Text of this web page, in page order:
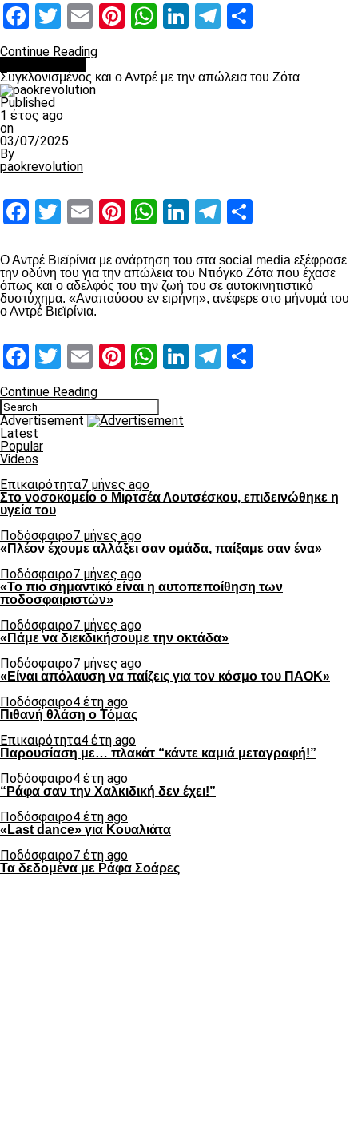
Facebook
Twitter
EmailPinterest
WhatsApp
LinkedIn
Telegram
Continue Reading
Συγκλονισμένος και ο Αντρέ με την απώλεια του Ζότα
Published
1 έτος ago
on
03/07/2025
By
paokrevolution
Facebook
Twitter
EmailPinterest
WhatsApp
LinkedIn
Telegram
Ο Αντρέ Βιεϊρίνια με ανάρτηση του στα social media εξέφρασε
την οδύνη του για την απώλεια του Ντιόγκο Ζότα που έχασε
όπως και ο αδελφός του την ζωή του σε αυτοκινητιστικό
δυστύχημα. «Αναπαύσου εν ειρήνη», ανέφερε στο μήνυμά του
ο Αντρέ Βιεϊρίνια.
Facebook
Twitter
EmailPinterest
WhatsApp
LinkedIn
Telegram
Continue Reading
Advertisement
Latest
Popular
Videos
Επικαιρότητα7 μήνες ago
Στο νοσοκομείο ο Μιρτσέα Λουτσέσκου, επιδεινώθηκε η
υγεία του
Ποδόσφαιρο7 μήνες ago
«Πλέον έχουμε αλλάξει σαν ομάδα, παίξαμε σαν ένα»
Ποδόσφαιρο7 μήνες ago
«Το πιο σημαντικό είναι η αυτοπεποίθηση των
ποδοσφαιριστών»
Ποδόσφαιρο7 μήνες ago
«Πάμε να διεκδικήσουμε την οκτάδα»
Ποδόσφαιρο7 μήνες ago
«Είναι απόλαυση να παίζεις για τον κόσμο του ΠΑΟΚ»
Ποδόσφαιρο4 έτη ago
Πιθανή θλάση ο Τόμας
Επικαιρότητα4 έτη ago
Παρουσίαση με… πλακάτ “κάντε καμιά μεταγραφή!”
Ποδόσφαιρο4 έτη ago
“Ράφα σαν την Χαλκιδική δεν έχει!”
Ποδόσφαιρο4 έτη ago
«Last dance» για Κουαλιάτα
Ποδόσφαιρο7 έτη ago
Τα δεδομένα με Ράφα Σοάρες